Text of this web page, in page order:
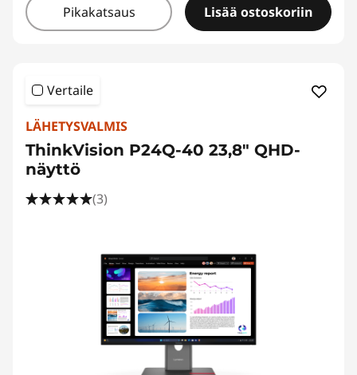
Pikakatsaus Lisää ostoskoriin
Vertaile
LÄHETYSVALMIS
ThinkVision P24Q-40 23,8" QHD-
näyttö
(3)